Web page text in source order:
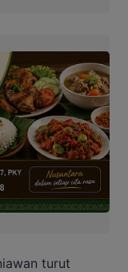
turut